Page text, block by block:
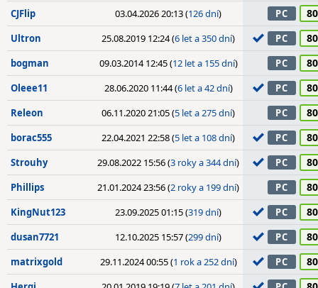
CJFlip 03.04.2026 20:13 (126 dní) PC 80
Ultron 25.08.2019 12:24 (6 let a 350 dní) PC 80
bogman 09.03.2014 12:45 (12 let a 155 dní) PC 80
Oleee11 28.06.2020 11:44 (6 let a 42 dní) PC 80
Releon 06.11.2020 21:05 (5 let a 275 dní) PC 80
borac555 22.04.2021 22:58 (5 let a 108 dní) PC 80
Strouhy 29.08.2022 15:56 (3 roky a 344 dní) PC 80
Phillips 21.01.2024 23:56 (2 roky a 199 dní) PC 80
KingNut123 23.09.2025 01:15 (319 dní) PC 80
dusan7721 12.10.2025 15:57 (299 dní) PC 80
matrixgold 29.11.2024 00:55 (1 rok a 252 dní) PC 80